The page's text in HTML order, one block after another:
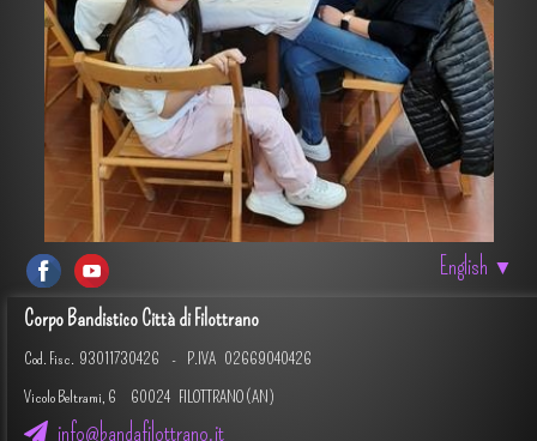
English ▼
Corpo Bandistico Città di Filottrano
Cod. Fisc. 93011730426 - P.IVA 02669040426
Vicolo Beltrami, 6 60024 FILOTTRANO (AN)
info@bandafilottrano.it